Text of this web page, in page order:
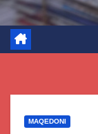
MAQEDONI